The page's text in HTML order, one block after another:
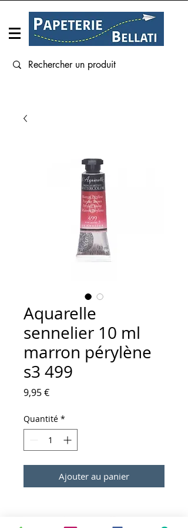
Aquarelle
sennelier 10 ml
marron pérylène
s3 499
9,95 €Prix
Quantité *
Ajouter au panier